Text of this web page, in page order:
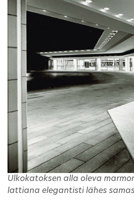
Ulkokatoksen alla oleva
lattiana elegantisti lähes